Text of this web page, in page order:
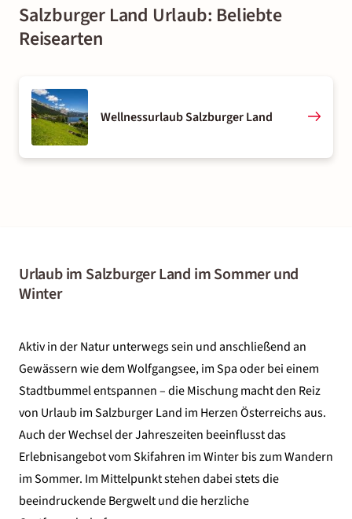
Salzburger Land Urlaub: Beliebte
Reisearten
Wellnessurlaub Salzburger Land
Urlaub im Salzburger Land im Sommer und
Winter
Aktiv in der Natur unterwegs sein und anschließend an
Gewässern wie dem Wolfgangsee, im Spa oder bei einem
Stadtbummel entspannen – die Mischung macht den Reiz
von Urlaub im Salzburger Land im Herzen Österreichs aus.
Auch der Wechsel der Jahreszeiten beeinflusst das
Erlebnisangebot vom Skifahren im Winter bis zum Wandern
im Sommer. Im Mittelpunkt stehen dabei stets die
beeindruckende Bergwelt und die herzliche